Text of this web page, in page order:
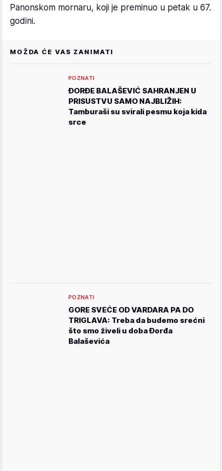
Panonskom mornaru, koji je preminuo u petak u 67.
godini.
MOŽDA ĆE VAS ZANIMATI
POZNATI
ĐORĐE BALAŠEVIĆ SAHRANJEN U
PRISUSTVU SAMO NAJBLIŽIH:
Tamburaši su svirali pesmu koja kida
srce
POZNATI
GORE SVEĆE OD VARDARA PA DO
TRIGLAVA: Treba da budemo srećni
što smo živeli u doba Đorđa
Balaševića